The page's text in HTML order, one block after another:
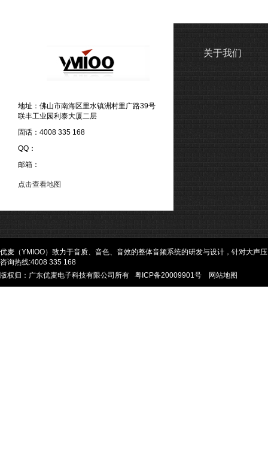
地址：佛山市南海区里水镇洲村里广路39号
联丰工业园利泰大厦二层
固话：4008 335 168
QQ：
邮箱：
点击查看地图
关于我们
优麦（YMIOO）致力于音质、音色、音效的整体音频系统的研发与设计，针对大
咨询热线:4008 335 168
版权归：广东优麦电子科技有限公司所有 粤ICP备20009901号 网站地图